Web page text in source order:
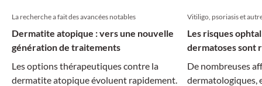
La recherche a fait des avancées notables
Dermatite atopique : vers une nouvelle
génération de traitements
Les options thérapeutiques contre la
dermatite atopique évoluent rapidement.
Vitiligo, psoriasis et
Les risques
dermatoses sont
De nombreuses
dermatologiques,